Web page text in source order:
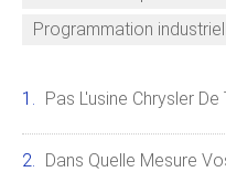
Programmation
Pas L'usine Chrysler De
Dans Quelle Mesure